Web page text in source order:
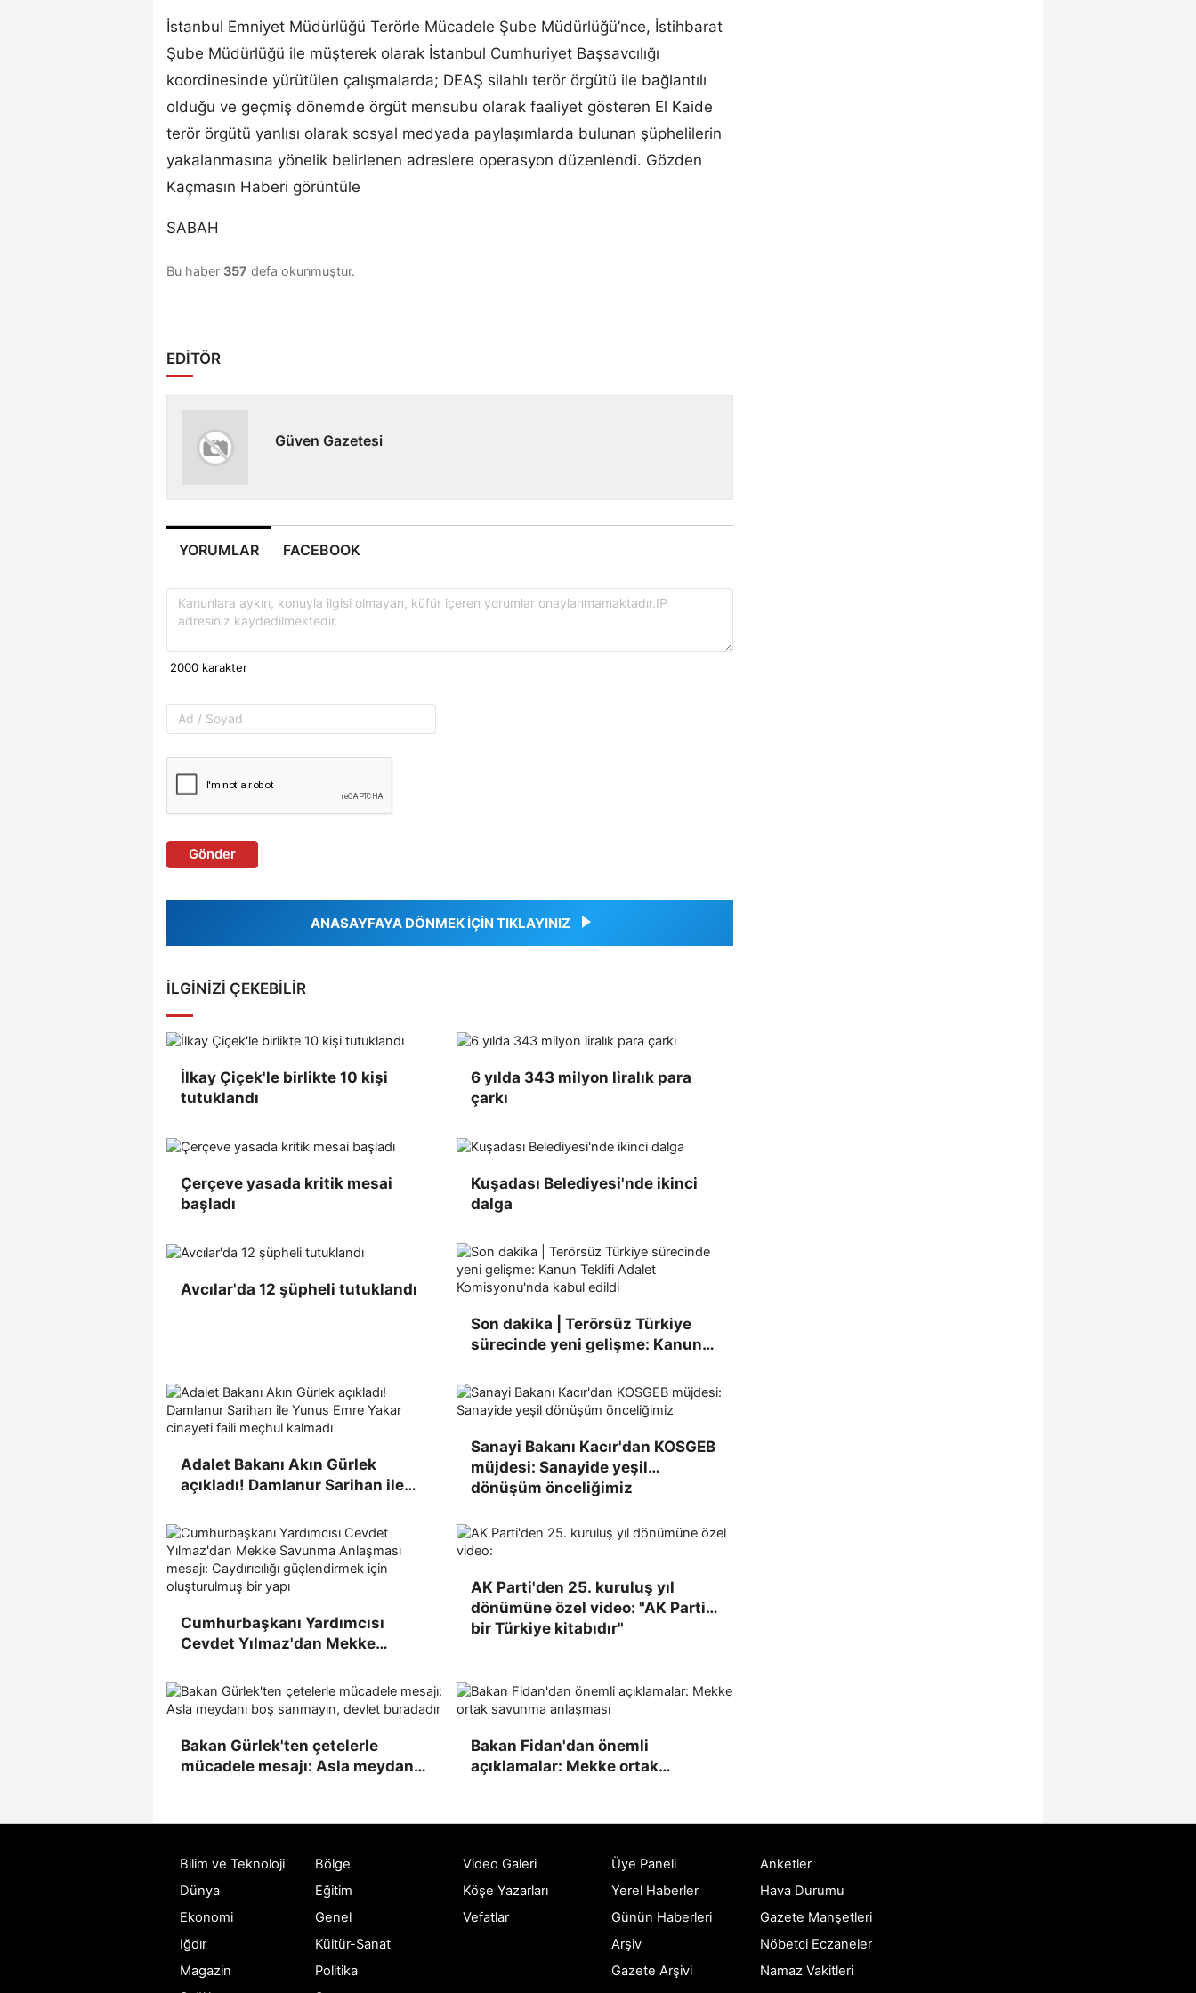
İstanbul Emniyet Müdürlüğü Terörle Mücadele Şube Müdürlüğü’nce, İstihbarat
Şube Müdürlüğü ile müşterek olarak İstanbul Cumhuriyet Başsavcılığı
koordinesinde yürütülen çalışmalarda; DEAŞ silahlı terör örgütü ile bağlantılı
olduğu ve geçmiş dönemde örgüt mensubu olarak faaliyet gösteren El Kaide
terör örgütü yanlısı olarak sosyal medyada paylaşımlarda bulunan şüphelilerin
yakalanmasına yönelik belirlenen adreslere operasyon düzenlendi. Gözden
Kaçmasın Haberi görüntüle
SABAH
Bu haber 357 defa okunmuştur.
EDİTÖR
Güven Gazetesi
YORUMLAR FACEBOOK
Gönder
ANASAYFAYA DÖNMEK İÇİN TIKLAYINIZ
İLGINIZI ÇEKEBILIR
İlkay Çiçek'le birlikte 10 kişi
tutuklandı
6 yılda 343 milyon liralık para
çarkı
Çerçeve yasada kritik mesai
başladı
Kuşadası Belediyesi'nde ikinci
dalga
Avcılar'da 12 şüpheli tutuklandı
Son dakika | Terörsüz Türkiye
sürecinde yeni gelişme: Kanun
kabul edildi
Adalet Bakanı Akın Gürlek
açıkladı! Damlanur Sarihan ile
meçhul kalmadı
Sanayi Bakanı Kacır'dan KOSGEB
müjdesi: Sanayide yeşil
dönüşüm önceliğimiz
Cumhurbaşkanı Yardımcısı
Cevdet Yılmaz'dan Mekke
Caydırıcılığı güçlendirmek için
oluşturulmuş bir yapı
AK Parti'den 25. kuruluş yıl
dönümüne özel video: "AK Parti
bir Türkiye kitabıdır"
Bakan Gürlek'ten çetelerle
mücadele mesajı: Asla meydanı
Bakan Fidan'dan önemli
açıklamalar: Mekke ortak
Bilim ve Teknoloji
Bölge
Dünya
Eğitim
Ekonomi
Genel
Iğdır
Kültür-Sanat
Magazin
Politika
Video Galeri
Köşe Yazarları
Vefatlar
Üye Paneli
Yerel Haberler
Günün Haberleri
Arşiv
Gazete Arşivi
Anketler
Hava Durumu
Gazete Manşetleri
Nöbetci Eczaneler
Namaz Vakitleri